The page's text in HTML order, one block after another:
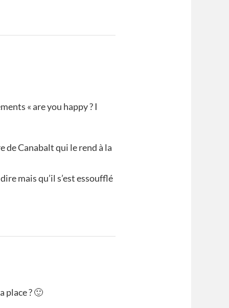
« are you happy ? I
de Canabalt qui le rend à la
mais qu’il s’est essoufflé
place ? 🙂